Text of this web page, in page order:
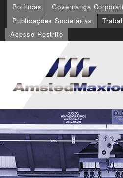
Políticas
Governança
Publicações Societárias
Acesso Restrito